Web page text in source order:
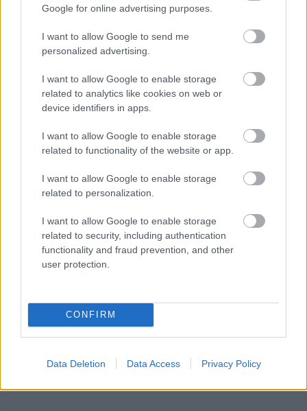
Google for online advertising purposes.
I want to allow Google to send me
personalized advertising.
I want to allow Google to enable storage
related to analytics like cookies on web or
device identifiers in apps.
I want to allow Google to enable storage
related to functionality of the website or app.
I want to allow Google to enable storage
related to personalization.
I want to allow Google to enable storage
related to security, including authentication
functionality and fraud prevention, and other
user protection.
CONFIRM
Data Deletion Data Access Privacy Policy